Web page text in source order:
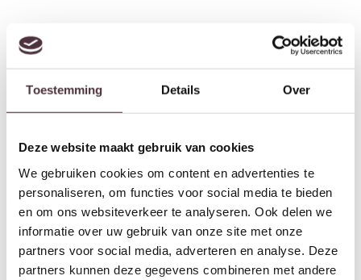
Toestemming Details Over
Deze website maakt gebruik van cookies
We gebruiken cookies om content en advertenties te
personaliseren, om functies voor social media te bieden
en om ons websiteverkeer te analyseren. Ook delen we
informatie over uw gebruik van onze site met onze
partners voor social media, adverteren en analyse. Deze
partners kunnen deze gegevens combineren met andere
Eleonora salontafel King
130x60x31 cm mangohout
649,00
Eleonora tv meubel King
160x40x43 cm mangohout